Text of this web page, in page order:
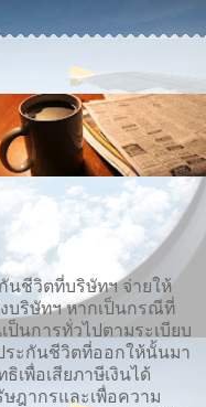
กันชีวิตที่บริษัทฯ จ่ายให้
บริษัทฯ หากเป็นกรณีที่
นการทั่วไปตามระเบียบ
ระกันชีวิตที่ออกให้นั้นมา
เพื่อเสียภาษีเงินได้
ฎากรและเพื่อความ